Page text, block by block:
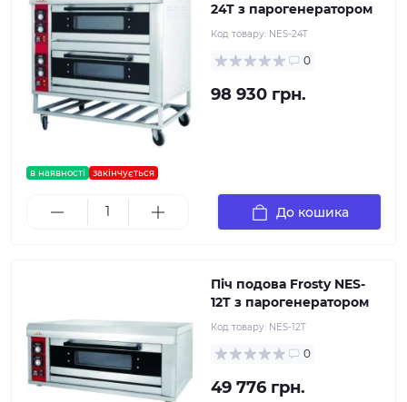
в наявності закінчується
24T з парогенератором
Код товару: NES-24T
0
98 930 грн.
До кошика
Піч подова Frosty NES-
12T з парогенератором
Код товару: NES-12T
0
49 776 грн.